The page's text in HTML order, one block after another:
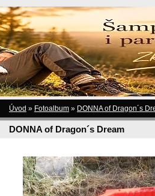
Úvod » Fotoalbum » DONNA of Dragon´s
DONNA of Dragon´s Dream